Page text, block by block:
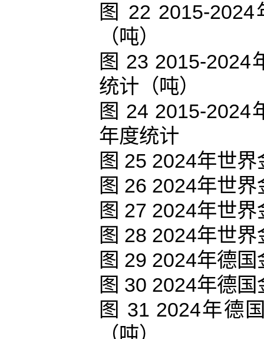
图 22 2015-
（吨）
图 23 2015-2024
统计（吨）
图 24 2015-2024
年度统计
图 25 2024年世
图 26 2024年世
图 27 2024年世
图 28 2024年世
图 29 2024年德
图 30 2024年德
图 31 2024年德
（吨）